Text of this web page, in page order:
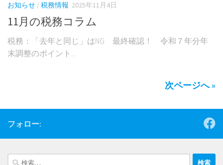
お知らせ /税務情報 2025年11月4日
11月の税務コラム
税務：「去年と同じ」はNG 最終確認！ 令和７年分年
末調整のポイント...
次ページへ »
フォロー:
検